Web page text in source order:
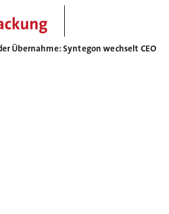
Übernahme: Syntegon wechselt CEO